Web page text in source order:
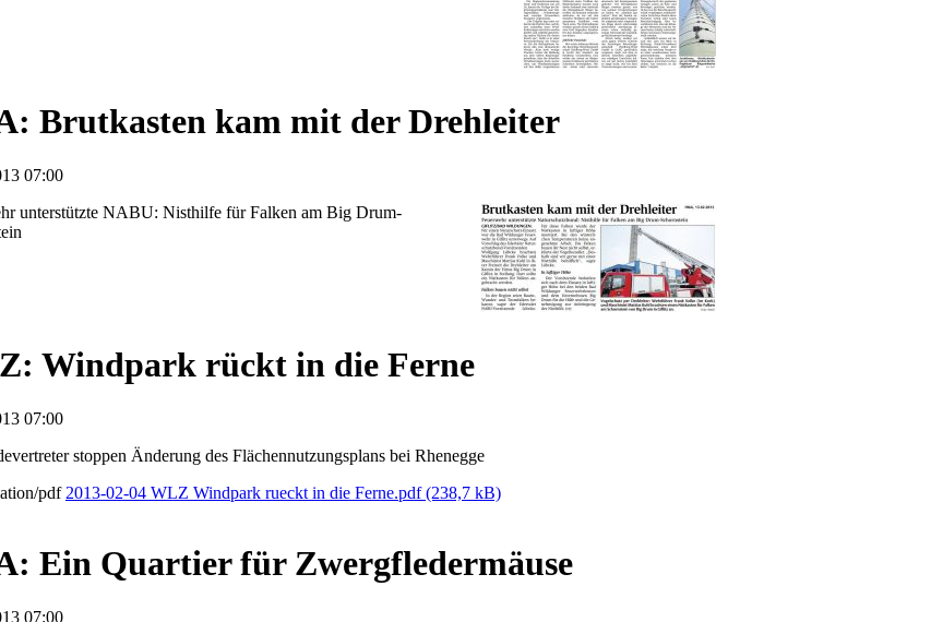
Brutkasten kam mit der Drehleiter
07:00
unterstützte NABU: Nisthilfe für Falken am Big Drum-
Windpark rückt in die Ferne
07:00
stoppen Änderung des Flächennutzungsplans bei Rhenegge
2013-02-04 WLZ Windpark rueckt in die Ferne.pdf(238,7 kB)
Ein Quartier für Zwergfledermäuse
07:00